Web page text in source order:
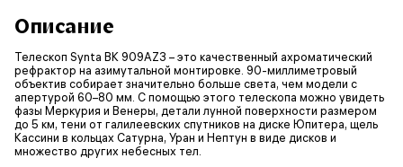
Описание
Телескоп Synta BK 909AZ3 – это качественный ахроматический
рефрактор на азимутальной монтировке. 90-миллиметровый
объектив собирает значительно больше света, чем модели с
апертурой 60–80 мм. С помощью этого телескопа можно увидеть
фазы Меркурия и Венеры, детали лунной поверхности размером
до 5 км, тени от галилеевских спутников на диске Юпитера, щель
Кассини в кольцах Сатурна, Уран и Нептун в виде дисков и
множество других небесных тел.